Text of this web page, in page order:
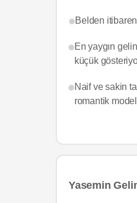
Belden
En yaygın
küçük
Naif ve sakin
romantik
Yasemin